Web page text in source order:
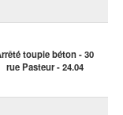
toupie béton - 30
rue Pasteur - 24.04